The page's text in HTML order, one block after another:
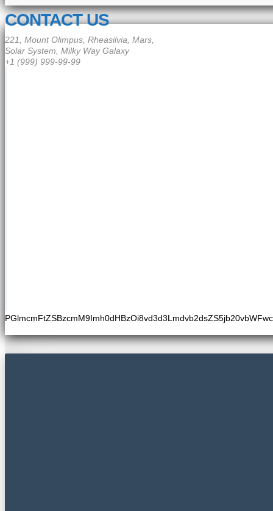
CONTACT US
221, Mount Olimpus, Rheasilvia, Mars,
Solar System, Milky Way Galaxy
+1 (999) 999-99-99